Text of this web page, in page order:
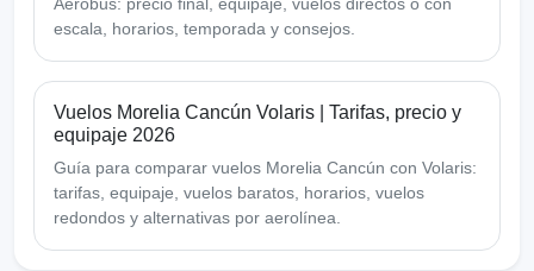
Aerobus: precio final, equipaje, vuelos directos o con
escala, horarios, temporada y consejos.
Vuelos Morelia Cancún Volaris | Tarifas, precio y
equipaje 2026
Guía para comparar vuelos Morelia Cancún con Volaris:
tarifas, equipaje, vuelos baratos, horarios, vuelos
redondos y alternativas por aerolínea.